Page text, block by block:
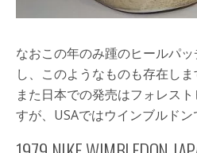
なおこの年のみ踵のヒールパ
し、このようなものも存在しま
また日本での発売はフォレス
すが、USAではウインブルドン